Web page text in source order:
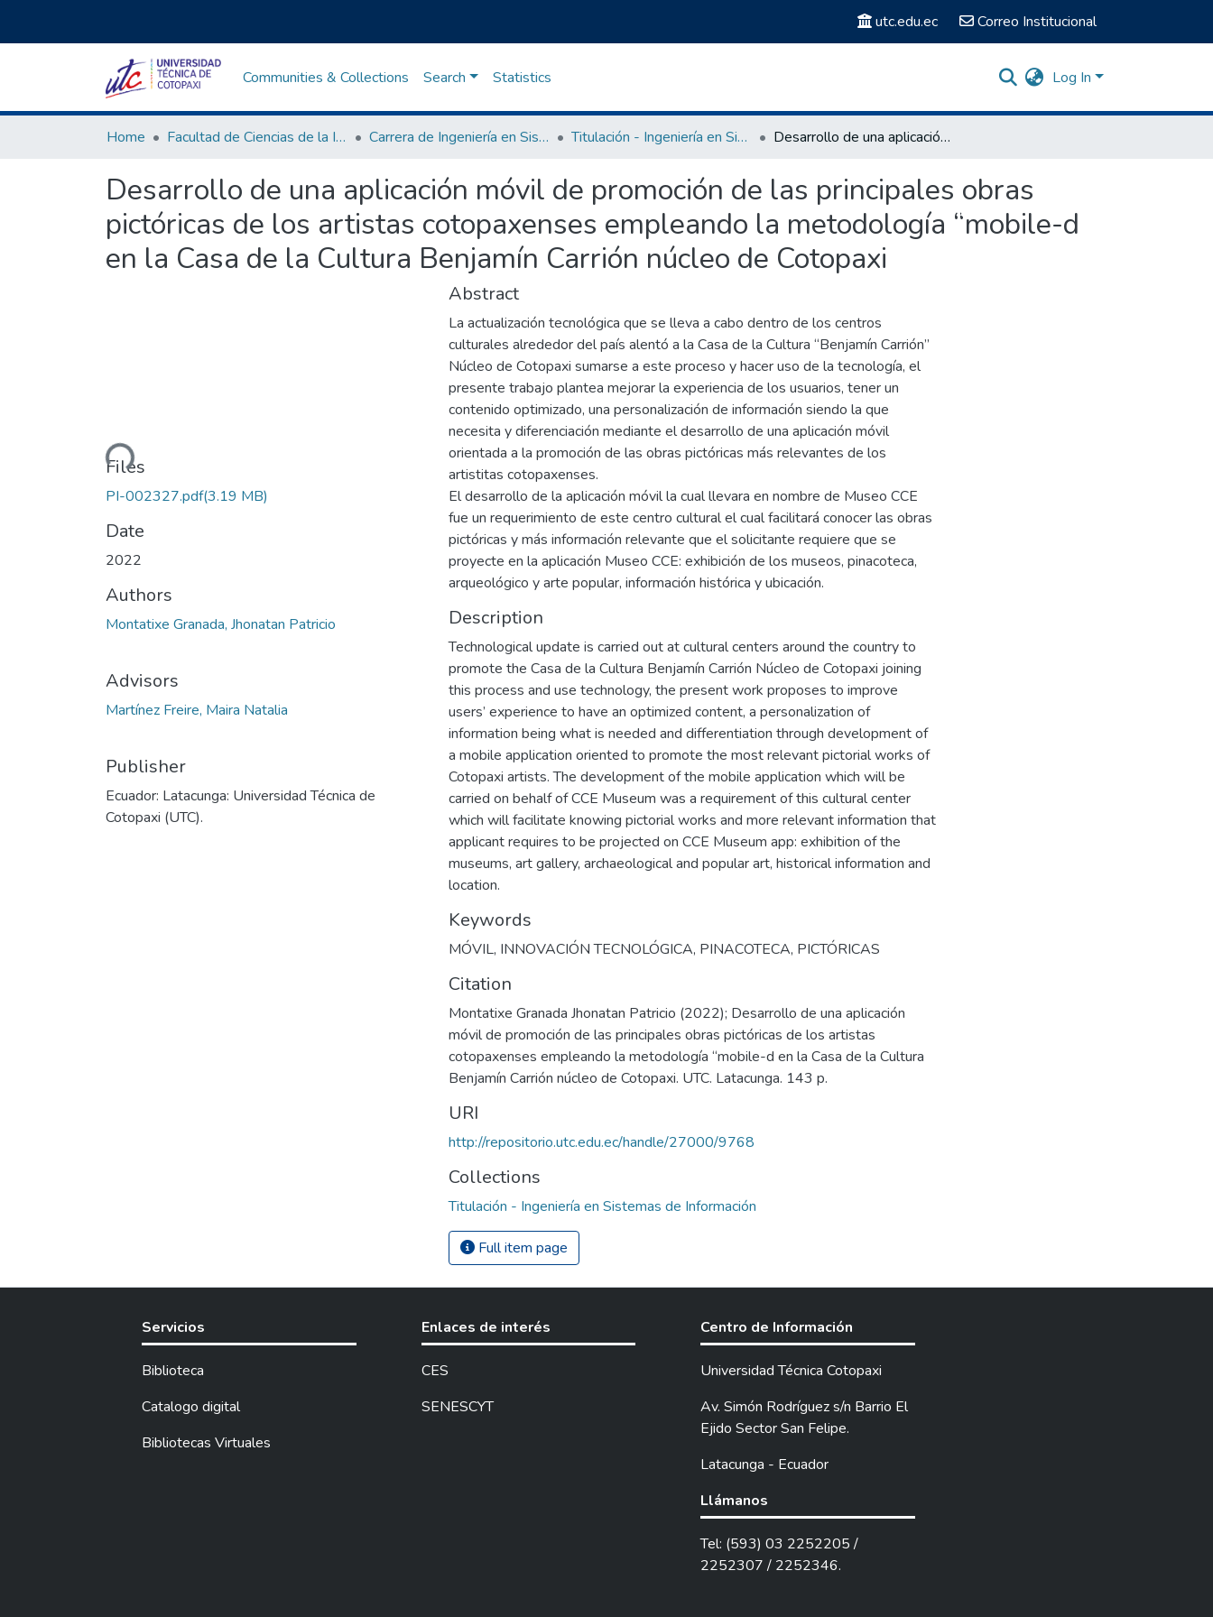
utc.edu.ec Correo Institucional
Communities & Collections Search Statistics Log In
Home Facultad de Ciencias de la Ingeniería y Aplicadas Carrera de Ingeniería en Sistemas de Información Titulación - Ingeniería en Sistemas de Información Desarrollo de una aplicación móvil de promoción de las principales obras pictóricas de los artistas cotopaxenses empleando la metodología “mobile-d en la Casa de la Cultura Benjamín Carrión núcleo de Cotopaxi
Desarrollo de una aplicación móvil de promoción de las principales obras
pictóricas de los artistas cotopaxenses empleando la metodología “mobile-d
en la Casa de la Cultura Benjamín Carrión núcleo de Cotopaxi
Loading...
Files
PI-002327.pdf(3.19 MB)
Date
2022
Authors
Montatixe Granada, Jhonatan Patricio
Advisors
Martínez Freire, Maira Natalia
Publisher
Ecuador: Latacunga: Universidad Técnica de
Cotopaxi (UTC).
Abstract
La actualización tecnológica que se lleva a cabo dentro de los centros
culturales alrededor del país alentó a la Casa de la Cultura “Benjamín Carrión”
Núcleo de Cotopaxi sumarse a este proceso y hacer uso de la tecnología, el
presente trabajo plantea mejorar la experiencia de los usuarios, tener un
contenido optimizado, una personalización de información siendo la que
necesita y diferenciación mediante el desarrollo de una aplicación móvil
orientada a la promoción de las obras pictóricas más relevantes de los
artistitas cotopaxenses.
El desarrollo de la aplicación móvil la cual llevara en nombre de Museo CCE
fue un requerimiento de este centro cultural el cual facilitará conocer las obras
pictóricas y más información relevante que el solicitante requiere que se
proyecte en la aplicación Museo CCE: exhibición de los museos, pinacoteca,
arqueológico y arte popular, información histórica y ubicación.
Description
Technological update is carried out at cultural centers around the country to
promote the Casa de la Cultura Benjamín Carrión Núcleo de Cotopaxi joining
this process and use technology, the present work proposes to improve
users’ experience to have an optimized content, a personalization of
information being what is needed and differentiation through development of
a mobile application oriented to promote the most relevant pictorial works of
Cotopaxi artists. The development of the mobile application which will be
carried on behalf of CCE Museum was a requirement of this cultural center
which will facilitate knowing pictorial works and more relevant information that
applicant requires to be projected on CCE Museum app: exhibition of the
museums, art gallery, archaeological and popular art, historical information and
location.
Keywords
MÓVIL, INNOVACIÓN TECNOLÓGICA, PINACOTECA, PICTÓRICAS
Citation
Montatixe Granada Jhonatan Patricio (2022); Desarrollo de una aplicación
móvil de promoción de las principales obras pictóricas de los artistas
cotopaxenses empleando la metodología “mobile-d en la Casa de la Cultura
Benjamín Carrión núcleo de Cotopaxi. UTC. Latacunga. 143 p.
URI
http://repositorio.utc.edu.ec/handle/27000/9768
Collections
Titulación - Ingeniería en Sistemas de Información
Full item page
Servicios
Biblioteca
Catalogo digital
Bibliotecas Virtuales
Enlaces de interés
CES
SENESCYT
Centro de Información
Universidad Técnica Cotopaxi
Av. Simón Rodríguez s/n Barrio El
Ejido Sector San Felipe.
Latacunga - Ecuador
Llámanos
Tel: (593) 03 2252205 /
2252307 / 2252346.